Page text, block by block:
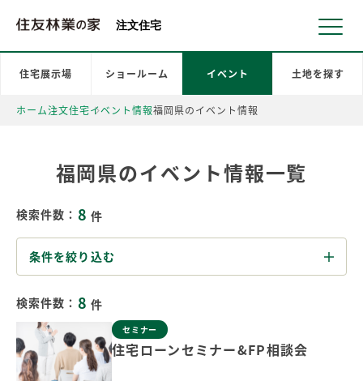
注文住宅
ホーム注文住宅イベント情報福岡県のイベント情報
住宅展示場 ショールーム イベント 土地を探す
福岡県のイベント情報一覧
検索件数： 8 件
条件を絞り込む
検索件数： 8 件
セミナー
住宅ローンセミナー&FP相談会